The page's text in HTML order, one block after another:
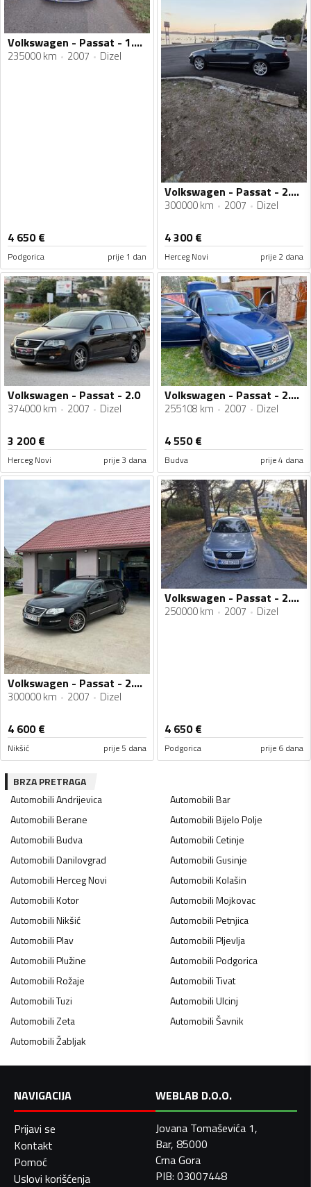
Volkswagen - Passat - 1.9 TDI 77 KW
235000 km 2007 Dizel
4 650€
Podgorica prije 1 dan
Volkswagen - Passat - 2.0 8V
300000 km 2007 Dizel
4 300€
Herceg Novi prije 2 dana
Volkswagen - Passat - 2.0
374000 km 2007 Dizel
3 200€
Herceg Novi prije 3 dana
Volkswagen - Passat - 2.0 TDI
255108 km 2007 Dizel
4 550€
Budva prije 4 dana
Volkswagen - Passat - 2.0 TDI
300000 km 2007 Dizel
4 600€
Nikšić prije 5 dana
Volkswagen - Passat - 2.0 tdi
250000 km 2007 Dizel
4 650€
Podgorica prije 6 dana
BRZA PRETRAGA
AutomobiliAndrijevica AutomobiliBar
AutomobiliBerane AutomobiliBijelo Polje
AutomobiliBudva AutomobiliCetinje
AutomobiliDanilovgrad AutomobiliGusinje
AutomobiliHerceg Novi AutomobiliKolašin
AutomobiliKotor AutomobiliMojkovac
AutomobiliNikšić AutomobiliPetnjica
AutomobiliPlav AutomobiliPljevlja
AutomobiliPlužine AutomobiliPodgorica
AutomobiliRožaje AutomobiliTivat
AutomobiliTuzi AutomobiliUlcinj
AutomobiliZeta AutomobiliŠavnik
AutomobiliŽabljak
NAVIGACIJA
Prijavi se
Kontakt
Pomoć
Uslovi korišćenja
WEBLAB D.O.O.
Jovana Tomaševića 1,
Bar, 85000
Crna Gora
PIB: 03007448